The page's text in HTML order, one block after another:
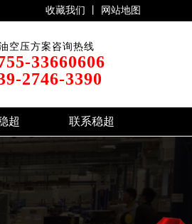
收藏我们 丨 网站地图
空压方案咨询热线
33660606
2746-3390
超 联系稳超